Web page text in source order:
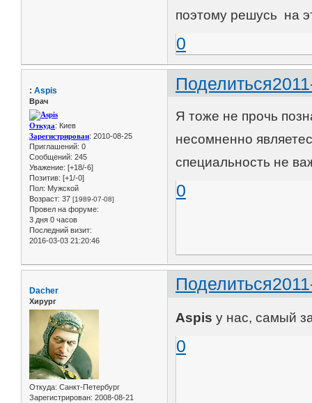
поэтому решусь на
0
Поделиться
: Aspis
Врач
Откуда: Киев
Зарегистрирован: 2010-08-25
Приглашений: 0
Сообщений: 245
Уважение: [+18/-6]
Позитив: [+1/-0]
Пол: Мужской
Возраст: 37 [1989-07-08]
Провел на форуме:
3 дня 0 часов
Последний визит:
2016-03-03 21:20:46
Я тоже не прочь
несомненно
специальность не
0
Поделиться
Dacher
Хирург
Откуда: Санкт-Петербург
Зарегистрирован: 2008-08-21
Aspis у нас, самый
0